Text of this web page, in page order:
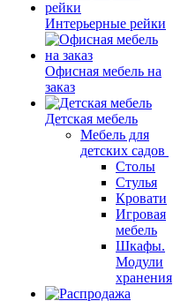
Интерьерные рейки
Офисная мебель на
заказ
Детская мебель
Мебель для
детских садов
Столы
Стулья
Кровати
Игровая
мебель
Шкафы.
Модули
хранения